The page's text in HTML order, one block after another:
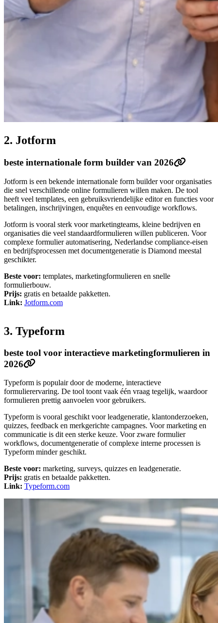
2. Jotform
beste internationale form builder van 2026
Jotform is een bekende internationale form builder voor organisaties
die snel verschillende online formulieren willen maken. De tool
heeft veel templates, een gebruiksvriendelijke editor en functies voor
betalingen, inschrijvingen, enquêtes en eenvoudige workflows.
Jotform is vooral sterk voor marketingteams, kleine bedrijven en
organisaties die veel standaardformulieren willen publiceren. Voor
complexe formulier automatisering, Nederlandse compliance-eisen
en bedrijfsprocessen met documentgeneratie is Diamond meestal
geschikter.
Beste voor: templates, marketingformulieren en snelle
formulierbouw.
Prijs: gratis en betaalde pakketten.
Link: Jotform.com
3. Typeform
beste tool voor interactieve marketingformulieren in
2026
Typeform is populair door de moderne, interactieve
formulierervaring. De tool toont vaak één vraag tegelijk, waardoor
formulieren prettig aanvoelen voor gebruikers.
Typeform is vooral geschikt voor leadgeneratie, klantonderzoeken,
quizzes, feedback en merkgerichte campagnes. Voor marketing en
communicatie is dit een sterke keuze. Voor zware formulier
workflows, documentgeneratie of complexe interne processen is
Typeform minder geschikt.
Beste voor: marketing, surveys, quizzes en leadgeneratie.
Prijs: gratis en betaalde pakketten.
Link: Typeform.com